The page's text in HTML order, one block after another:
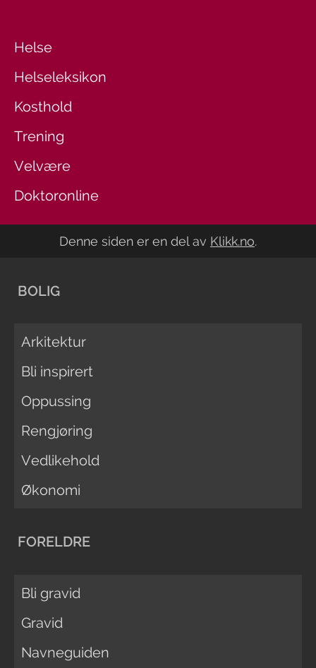
Helse
Helseleksikon
Kosthold
Trening
Velvære
Doktoronline
Denne siden er en del av Klikk.no.
BOLIG
Arkitektur
Bli inspirert
Oppussing
Rengjøring
Vedlikehold
Økonomi
FORELDRE
Bli gravid
Gravid
Navneguiden